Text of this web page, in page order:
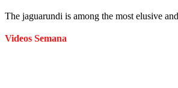
The jaguarundi is among the most elusive
Videos Semana